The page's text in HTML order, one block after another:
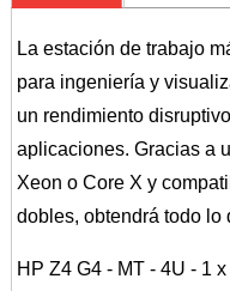
La estación de trabajo
para ingeniería y
un rendimiento
aplicaciones. Gracias a
Xeon o Core X y
dobles, obtendrá todo lo
HP Z4 G4 - MT - 4U - 1